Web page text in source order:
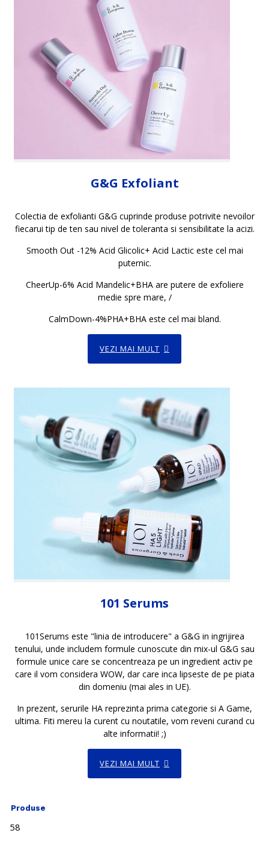
G&G Exfoliant
Colectia de exfolianti G&G cuprinde produse potrivite nevoilor
fiecarui tip de ten sau nivel de toleranta si sensibilitate la acizi.
Smooth Out -12% Acid Glicolic+ Acid Lactic este cel mai
puternic.
CheerUp-6% Acid Mandelic+BHA are putere de exfoliere
medie spre mare, /
CalmDown-4%PHA+BHA este cel mai bland.
VEZI MAI MULT
101 Serums
101Serums este "linia de introducere" a G&G in ingrijirea
tenului, unde includem formule cunoscute din mix-ul G&G sau
formule unice care se concentreaza pe un ingredient activ pe
care il vom considera WOW, dar care inca lipseste de pe piata
din domeniu (mai ales in UE).
In prezent, serurile HA reprezinta prima categorie si A Game,
ultima. Fiti mereu la curent cu noutatile, vom reveni curand cu
alte informatii! ;)
VEZI MAI MULT
Produse
58